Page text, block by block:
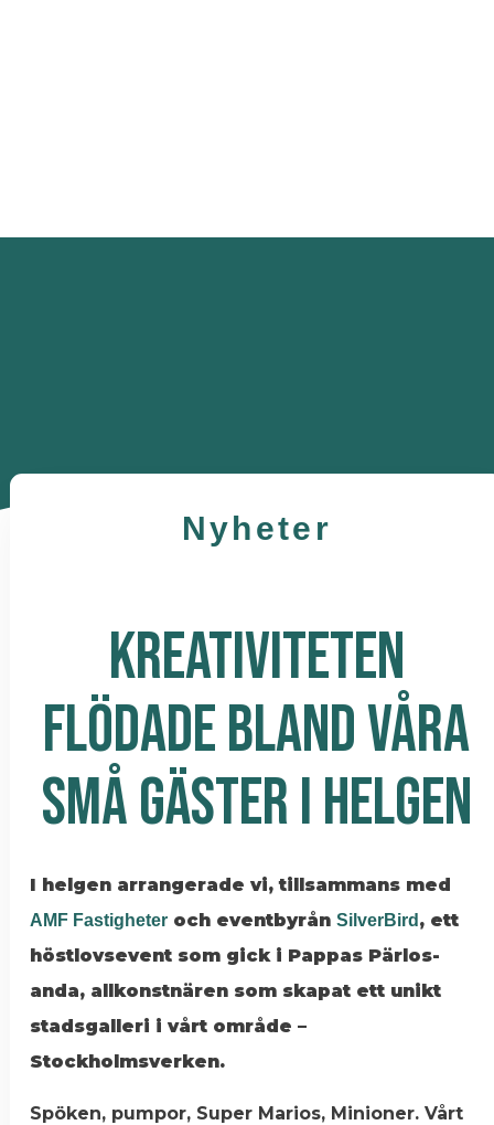
Nyheter
KREATIVITETEN
FLÖDADE BLAND VÅRA
SMÅ GÄSTER I HELGEN
I helgen arrangerade vi, tillsammans med
AMF Fastigheter och eventbyrånSilverBird , ett
höstlovsevent som gick i Pappas Pärlos-
anda, allkonstnären som skapat ett unikt
stadsgalleri i vårt område –
Stockholmsverken.
Spöken, pumpor, Super Marios, Minioner. Vårt